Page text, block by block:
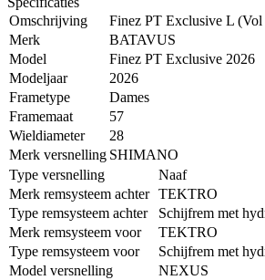
Omschrijving
Finez PT Exclusive L (Vol
Merk
BATAVUS
Model
Finez PT Exclusive 2026
Modeljaar
2026
Frametype
Dames
Framemaat
57
Wieldiameter
28
Merk versnelling SHIMANO
Type versnelling
Naaf
Merk remsysteem achter TEKTRO
Type remsysteem achter
Schijfrem met
Merk remsysteem voor
TEKTRO
Type remsysteem voor
Schijfrem met
Model versnelling
NEXUS